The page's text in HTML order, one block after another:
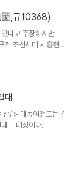
개발해 시민들이 공
안양예술공원 전..
,규10368)
다고 주장하지만
조선시대 시흥현의
縣地圖)에 표기된 시
에 그려진 하천은 도
영등포는 한강가의 작
대
/ > 대동여전도는 김
는 미상이다.